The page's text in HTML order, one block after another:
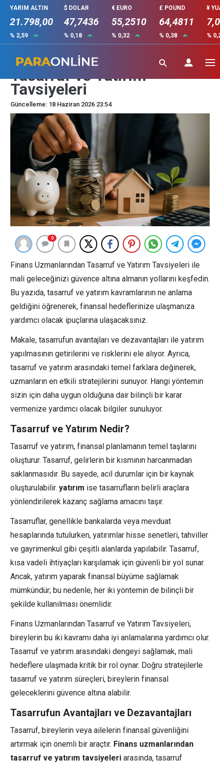
YARIM ALTIN
21.798,00
% 2,59
$ DOLAR
47,7436
% 0,18
€ EURO
55,2510
% 0,32
£ POUND
64,4811
% 0,38
¥
%
Finans Uzmanlarından
Tasarruf ve Yatırım
Tavsiyeleri
Güncelleme: 18 Haziran 2026 23:54
0
Finans Uzmanlarından Tasarruf ve Yatırım Tavsiyeleri ile
mali geleceğinizi güvence altına almanın yollarını keşfedin.
Bu yazıda, tasarruf ve yatırım kavramlarının ne anlama
geldiğini öğrenerek, finansal hedeflerinize ulaşmanıza
yardımcı olacak ipuçlarına ulaşacaksınız.
Makale, tasarrufun avantajları ve dezavantajları ile yatırım
yapılmasının getirilerini ve risklerini ele alıyor. Ayrıca,
tasarruf ve yatırım arasındaki temel farklara değinerek,
uzmanların en etkili stratejilerini sunuyor. Hangi yöntemin
sizin için daha uygun olduğuna dair bilinçli bir karar
vermenize yardımcı olacak bilgiler sunuluyor.
Tasarruf ve Yatırım Nedir?
Tasarruf ve yatırım, finansal planlamanın temel taşlarını
oluşturur. Tasarruf, gelirlerin bir kısmının harcanmadan
saklanmasıdır. Bu sayede, acil durumlar için bir kaynak
oluşturulabilir. yatırım ise tasarrufların belirli araçlara
yönlendirilerek kazanç sağlama amacını taşır.
Tasarruflar, genellikle bankalarda veya mevduat
hesaplarında tutulurken, yatırımlar hisse senetleri, tahviller
ve gayrimenkul gibi çeşitli alanlarda yapılabilir. Tasarruf,
kısa vadeli ihtiyaçları karşılamak için güvenli bir yol sunar.
Ancak, yatırım yaparak finansal büyüme sağlamak
mümkündür; bu nedenle, her iki yöntemin de bilinçli bir
şekilde kullanılması önemlidir.
Finans Uzmanlarından Tasarruf ve Yatırım Tavsiyeleri,
bireylerin bu iki kavramı daha iyi anlamalarına yardımcı olur.
Tasarruf ve yatırım arasındaki dengeyi sağlamak, mali
hedeflere ulaşmada kritik bir rol oynar. Doğru stratejilerle
tasarruf ve yatırım süreçleri, bireylerin finansal
geleceklerini güvence altına alabilir.
Tasarrufun Avantajları ve Dezavantajları
Tasarruf, bireylerin veya ailelerin finansal güvenliğini
artırmak için önemli bir araçtır. Finans uzmanlarından
tasarruf ve yatırım tavsiyeleri arasında, tasarruf